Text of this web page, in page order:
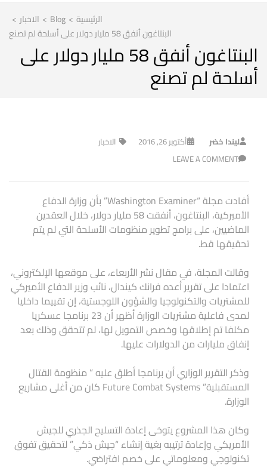
الرئيسية >
Blog
> الاخبار >
البنتاغون أنفق 58 مليار دولار على أسلحة لم تصنع
البنتاغون أنفق 58 مليار دولار على
أسلحة لم تصنع
ليندا خضر أكتوبر 26, 2016
الاخبار
LEAVE A COMMENT
أفادت مجلة “Washington Examiner” بأن وزارة الدفاع
الأميركية، البنتاغون، أنفقت 58 مليار دولار، خلال العقدين
الماضيين، على برامج تطوير منظومات الأسلحة التي لم يتم
تحقيقها قط.
وقالت المجلة، في مقال نشر الأربعاء، على موقعها الإلكتروني،
اعتمادا على تقرير أعده فرانك كيندال، نائب وزير الدفاع الأميركي
للمشتريات والتكنولوجيا والشؤون اللوجستية، إن تقييما داخليا
لمدى فاعلية مشتريات الوزارة أظهر أن 23 برنامجا عسكريا
مكلفا تم إطلاقها وخصص التمويل لها، لم تتحقق وذلك بعد
إنفاق مليارات من الدولارات عليها.
وذكر التقرير الوزاري أن برنامجا أطلق عليه ” منظومة القتال
المستقبلية” Future Combat Systems كان من أغلى مشاريع
الوزارة.
وكان هذا المشروع يتوخى إعادة التسليح الجذري للجيش
الأمريكي وإعادة ترتيبه بغية إنشاء “جيش ذكي” لتحقيق تفوق
تكنولوجي ومعلوماتي على خصم افتراضي.